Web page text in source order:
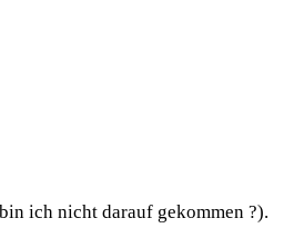
ich nicht darauf gekommen ?).